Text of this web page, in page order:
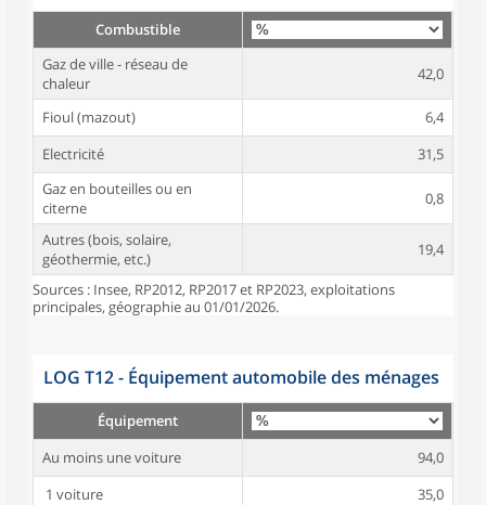
Combustible
Gaz de ville - réseau de
chaleur
42,0
Fioul (mazout)
6,4
Electricité
31,5
Gaz en bouteilles ou en
citerne
0,8
Autres (bois, solaire,
géothermie, etc.)
19,4
Sources : Insee, RP2012, RP2017 et RP2023, exploitations
principales, géographie au 01/01/2026.
LOG T12 - Équipement automobile des ménages
Équipement
Au moins une voiture
94,0
1 voiture
35,0